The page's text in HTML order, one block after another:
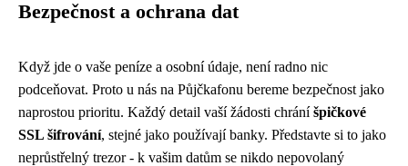
Bezpečnost a ochrana dat
Když jde o vaše peníze a osobní údaje, není radno nic
podceňovat. Proto u nás na Půjčkafonu bereme bezpečnost jako
naprostou prioritu. Každý detail vaší žádosti chráníšpičkové
SSL šifrování, stejné jako používají banky. Představte si to jako
neprůstřelný trezor - k vašim datům se nikdo nepovolaný